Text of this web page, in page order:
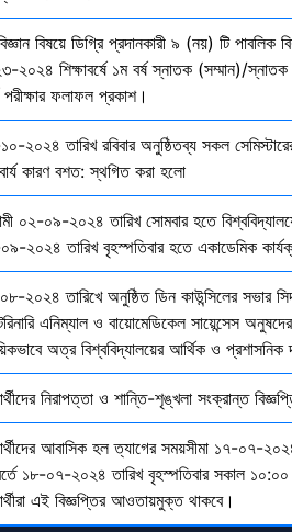
বিষয়ে ডিগ্রি প্রদানকারী ৯ (নয়) টি পাবলিক
২০২৪ শিক্ষাবর্ষে ১ম বর্ষ স্নাতক (সম্মান)/
পরীক্ষার ফলাফল প্রকাশ।
২০২৪ তারিখ রবিবার অনুষ্ঠিতব্য সকল
কারণ বশত: স্থগিত করা হলো
০২-০৯-২০২৪ তারিখ সোমবার হতে
২০২৪ তারিখ বৃহস্পতিবার হতে একাডেমিক
২০২৪ তারিখে অনুষ্ঠিত ডিন কাউন্সিলের সভার
এনিম্যাল ও বায়োমেডিকেল সায়েন্সেস
অত্র বিশ্ববিদ্যালয়ের আর্থিক ও প্রশাসনিক
নিরাপত্তা ও শান্তি-শৃঙ্খলা সংক্রান্ত
আবাসিক হল ত্যাগের সময়সীমা ১৭-০৭-
১৮-০৭-২০২৪ তারিখ বৃহস্পতিবার সকাল ১০:০০
এই বিজ্ঞপ্তির আওতায়মুক্ত থাকবে।